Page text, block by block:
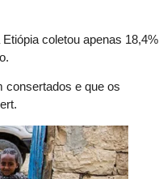
coletou apenas 18,4%
consertados e que os